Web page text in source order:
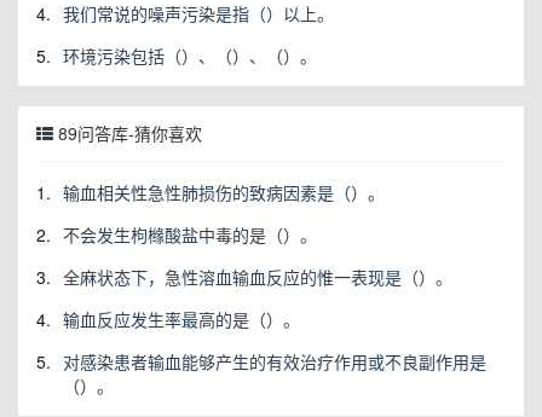
4. 我们常说的噪声污染是指（）以上。
5. 环境污染包括（）、（）、（）。
89问答库-猜你喜欢
1. 输血相关性急性肺损伤的致病因素是（）。
2. 不会发生枸橼酸盐中毒的是（）。
3. 全麻状态下，急性溶血输血反应的惟一表现是（）。
4. 输血反应发生率最高的是（）。
5. 对感染患者输血能够产生的有效治疗作用或不良副作用是
（）。